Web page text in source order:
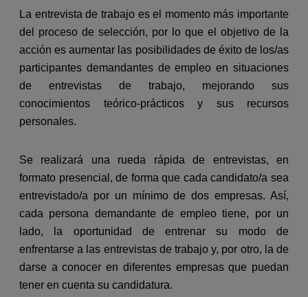
La entrevista de trabajo es el momento más importante
del proceso de selección, por lo que el objetivo de la
acción es aumentar las posibilidades de éxito de los/as
participantes demandantes de empleo en situaciones
de entrevistas de trabajo, mejorando sus
conocimientos teórico-prácticos y sus recursos
personales.
Se realizará una rueda rápida de entrevistas, en
formato presencial, de forma que cada candidato/a sea
entrevistado/a por un mínimo de dos empresas. Así,
cada persona demandante de empleo tiene, por un
lado, la oportunidad de entrenar su modo de
enfrentarse a las entrevistas de trabajo y, por otro, la de
darse a conocer en diferentes empresas que puedan
tener en cuenta su candidatura.